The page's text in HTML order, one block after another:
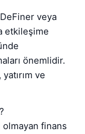
DeFiner veya
etkileşime
önemlidir.
ve
olmayan finans